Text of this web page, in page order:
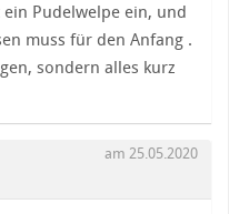
Pudelwelpe ein, und
muss für den Anfang .
sondern alles kurz
am 25.05.2020